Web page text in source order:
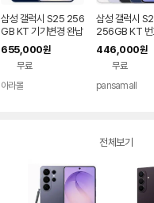
삼성 갤럭시 S25 256
GB KT 기기변경 완납
655,000원
무료
아라몰
삼성 갤럭시
256GB KT 번
공시지원 완납
446,000원
무료
pansamall
전체보기